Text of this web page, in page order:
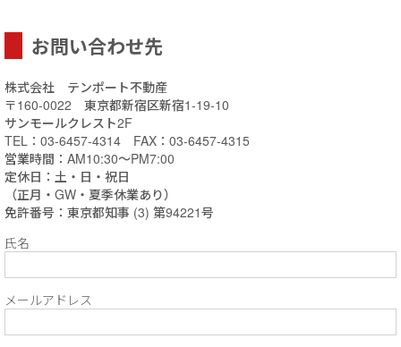
お問い合わせ先
株式会社 テンポート不動産
〒160-0022 東京都新宿区新宿1-19-10
サンモールクレスト2F
TEL：03-6457-4314 FAX：03-6457-4315
営業時間：AM10:30～PM7:00
定休日：土・日・祝日
（正月・GW・夏季休業あり）
免許番号：東京都知事 (3) 第94221号
氏名
メールアドレス